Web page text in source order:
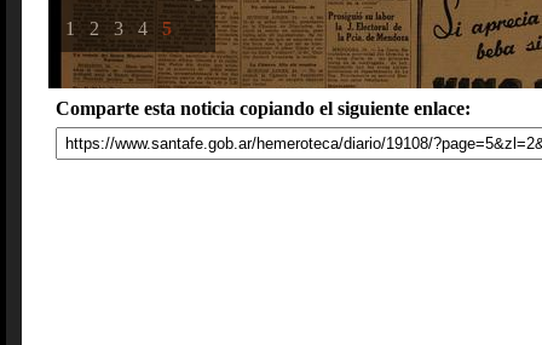
1 2 3 4 5
Comparte esta noticia copiando el siguiente enlace: